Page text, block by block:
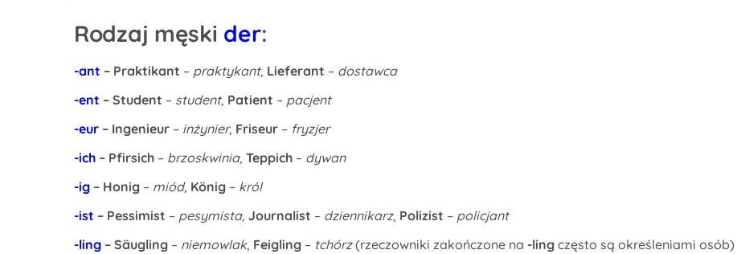
Rodzaj męski der:
-ant – Praktikant – praktykant, Lieferant – dostawca
-ent – Student – student, Patient – pacjent
-eur – Ingenieur – inżynier, Friseur – fryzjer
-ich – Pfirsich – brzoskwinia, Teppich – dywan
-ig – Honig – miód, König – król
-ist – Pessimist – pesymista, Journalist – dziennikarz, Polizist – policjant
-ling – Säugling – niemowlak, Feigling – tchórz(rzeczowniki zakończone na -ling często są określeniami osób)